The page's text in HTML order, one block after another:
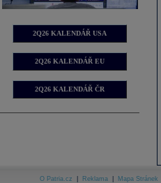
2Q26 KALENDÁŘ USA
2Q26 KALENDÁŘ EU
2Q26 KALENDÁŘ ČR
O Patria.cz Reklama Mapa Stránek